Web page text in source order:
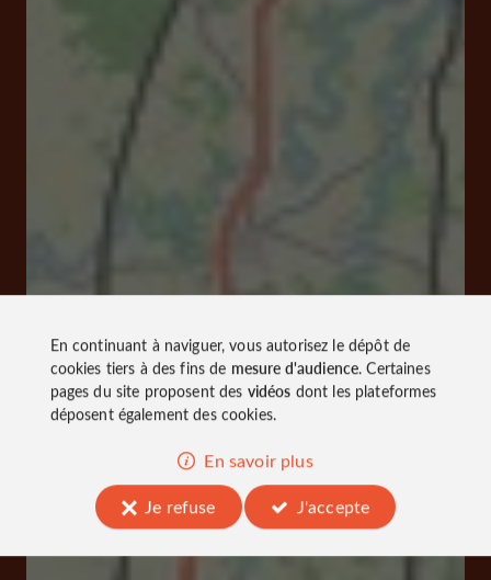
En continuant à naviguer, vous autorisez le dépôt de
cookies tiers à des fins de mesure d'audience. Certaines
pages du site proposent des vidéos dont les plateformes
déposent également des cookies.
En savoir plus
Je refuse
J'accepte